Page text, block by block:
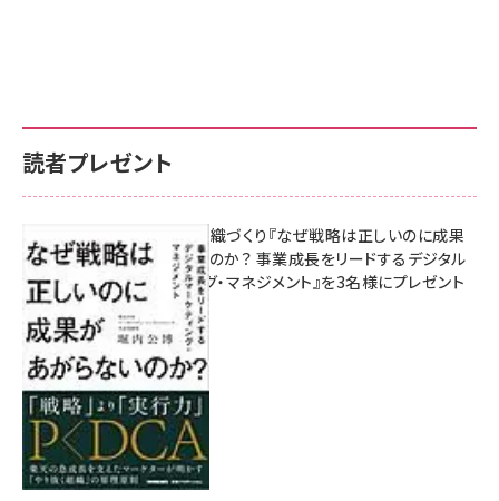
読者プレゼント
成果を生む組織づくり『なぜ戦略は正しいのに成果
があがらないのか？ 事業成長をリードするデジタル
マーケティング・マネジメント』を3名様にプレゼント
8月7日 10:00